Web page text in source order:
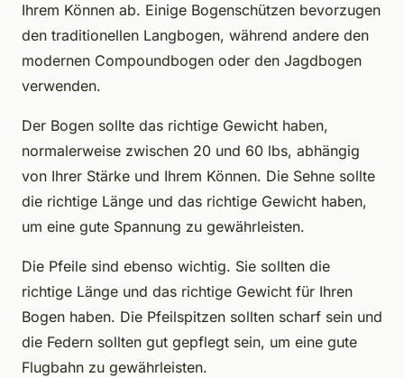
Ihrem Können ab. Einige Bogenschützen bevorzugen
den traditionellen Langbogen, während andere den
modernen Compoundbogen oder den Jagdbogen
verwenden.
Der Bogen sollte das richtige Gewicht haben,
normalerweise zwischen 20 und 60 lbs, abhängig
von Ihrer Stärke und Ihrem Können. Die Sehne sollte
die richtige Länge und das richtige Gewicht haben,
um eine gute Spannung zu gewährleisten.
Die Pfeile sind ebenso wichtig. Sie sollten die
richtige Länge und das richtige Gewicht für Ihren
Bogen haben. Die Pfeilspitzen sollten scharf sein und
die Federn sollten gut gepflegt sein, um eine gute
Flugbahn zu gewährleisten.